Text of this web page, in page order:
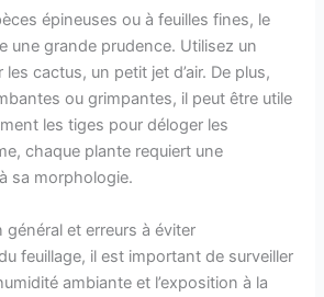
épineuses ou à feuilles fines, le
une grande prudence. Utilisez un
cactus, un petit jet d’air. De plus,
ou grimpantes, il peut être utile
les tiges pour déloger les
chaque plante requiert une
sa morphologie.
général et erreurs à éviter
feuillage, il est important de surveiller
ambiante et l’exposition à la